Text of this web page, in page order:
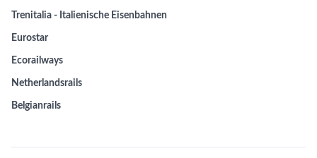
Trenitalia - Italienische Eisenbahnen
Eurostar
Ecorailways
Netherlandsrails
Belgianrails